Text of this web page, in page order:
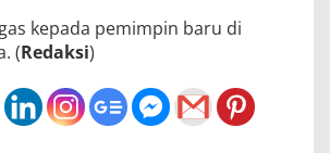
kepada pemimpin baru di
(Redaksi)